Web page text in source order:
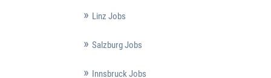
Linz Jobs
Salzburg Jobs
Innsbruck Jobs